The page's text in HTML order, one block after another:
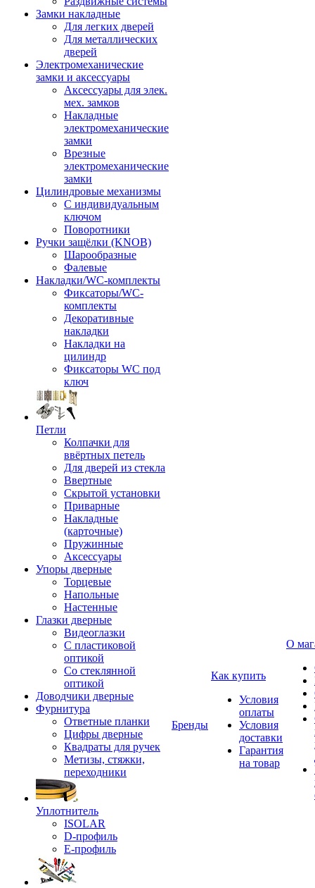
Замки накладные
Для легких дверей
Для металлических
дверей
Электромеханические
замки и аксессуары
Аксессуары для элек.
мех. замков
Накладные
электромеханические
замки
Врезные
электромеханические
замки
Цилиндровые механизмы
С индивидуальным
ключом
Поворотники
Ручки защёлки (KNOB)
Шарообразные
Фалевые
Накладки/WC-комплекты
Фиксаторы/WC-
комплекты
Декоративные
накладки
Накладки на
цилиндр
Фиксаторы WC под
ключ
Петли
Колпачки для
ввёртных петель
Для дверей из стекла
Ввертные
Скрытой установки
Приварные
Накладные
(карточные)
Пружинные
Аксессуары
Упоры дверные
Торцевые
Напольные
Настенные
Глазки дверные
Видеоглазки
С пластиковой
оптикой
Со стеклянной
оптикой
Доводчики дверные
Фурнитура
Ответные планки
Цифры дверные
Квадраты для ручек
Метизы, стяжки,
переходники
Уплотнитель
ISOLAR
D-профиль
Е-профиль
Бренды
Как купить
Условия
оплаты
Условия
доставки
Гарантия
на товар
О